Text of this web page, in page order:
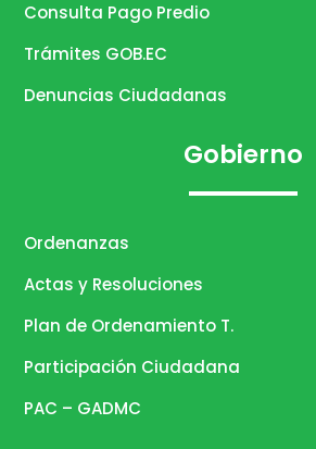
Consulta Pago Predio
Trámites GOB.EC
Denuncias Ciudadanas
Gobierno
Ordenanzas
Actas y Resoluciones
Plan de Ordenamiento T.
Participación Ciudadana
PAC – GADMC